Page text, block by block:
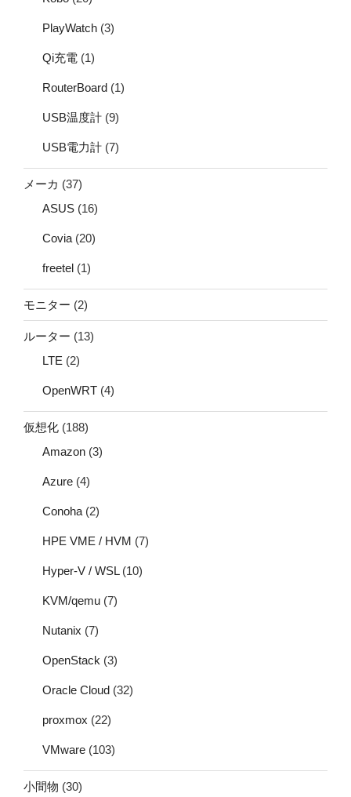
PlayWatch (3)
Qi充電 (1)
RouterBoard (1)
USB温度計 (9)
USB電力計 (7)
メーカ (37)
ASUS (16)
Covia (20)
freetel (1)
モニター (2)
ルーター (13)
LTE (2)
OpenWRT (4)
仮想化 (188)
Amazon (3)
Azure (4)
Conoha (2)
HPE VME / HVM (7)
Hyper-V / WSL(10)
KVM/qemu (7)
Nutanix (7)
OpenStack (3)
Oracle Cloud (32)
proxmox (22)
VMware (103)
小間物 (30)